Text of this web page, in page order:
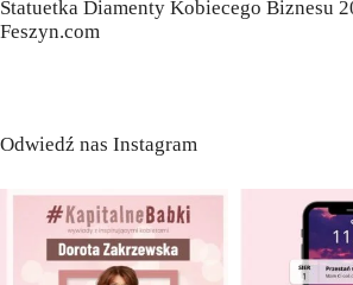
Statuetka Diamenty Kobiecego Biznesu
Feszyn.com
Odwiedź nas Instagram